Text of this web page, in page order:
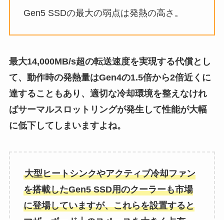
Gen5 SSDの最大の弱点は発熱の高さ。
最大14,000MB/s超の転送速度を実現する代償とし
て、動作時の発熱量はGen4の1.5倍から2倍近くに
達することもあり、適切な冷却環境を整えなけれ
ばサーマルスロットリングが発生して性能が大幅
に低下してしまいますよね。
大型ヒートシンクやアクティブ冷却ファン
を搭載したGen5 SSD用のクーラーも市場
に登場していますが、これらを設置すると